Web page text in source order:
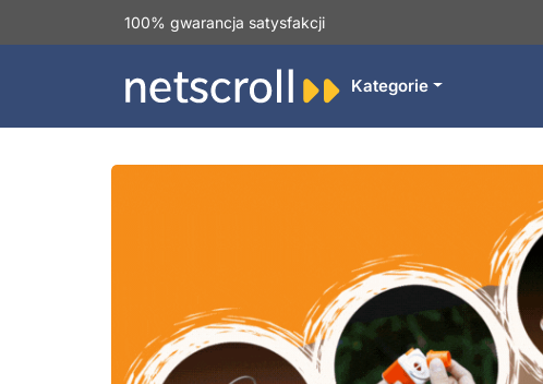
100% gwarancja satysfakcji
Kategorie